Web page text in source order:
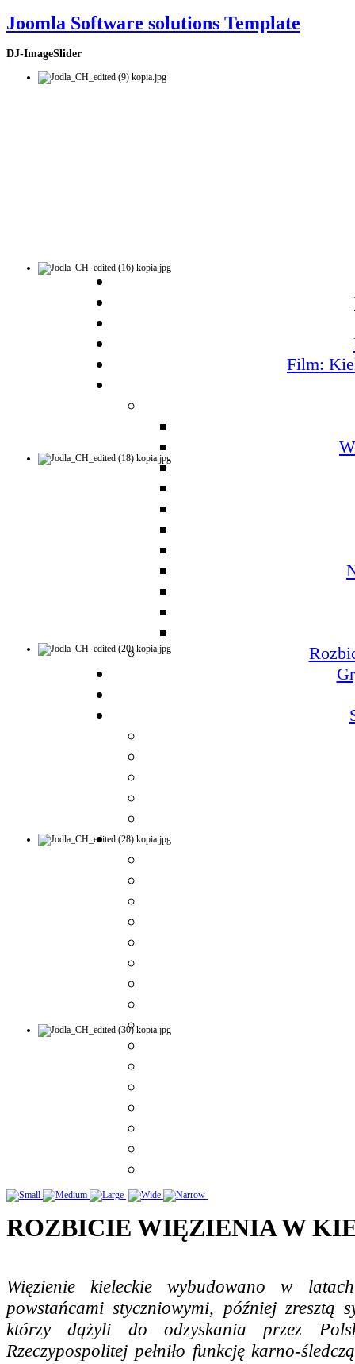
Joomla Software solutions Template
DJ-ImageSlider
Film:
ROZBICIE WIĘZIENIA W
Więzienie kieleckie wybudowano w
powstańcami styczniowymi, później zresztą
którzy dążyli do odzyskania przez
Rzeczypospolitej pełniło funkcję karno-